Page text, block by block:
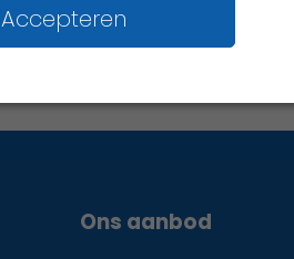
Accepteren
Ons aanbod